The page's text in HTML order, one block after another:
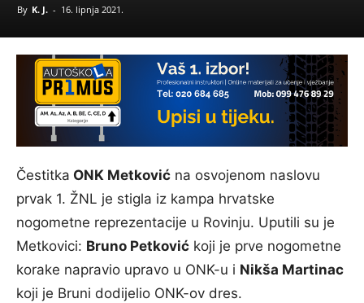
By K. J. - 16. lipnja 2021.
Čestitka ONK Metković na osvojenom naslovu
prvak 1. ŽNL je stigla iz kampa hrvatske
nogometne reprezentacije u Rovinju. Uputili su je
Metkovici: Bruno Petković koji je prve nogometne
korake napravio upravo u ONK-u i Nikša Martinac
koji je Bruni dodijelio ONK-ov dres.